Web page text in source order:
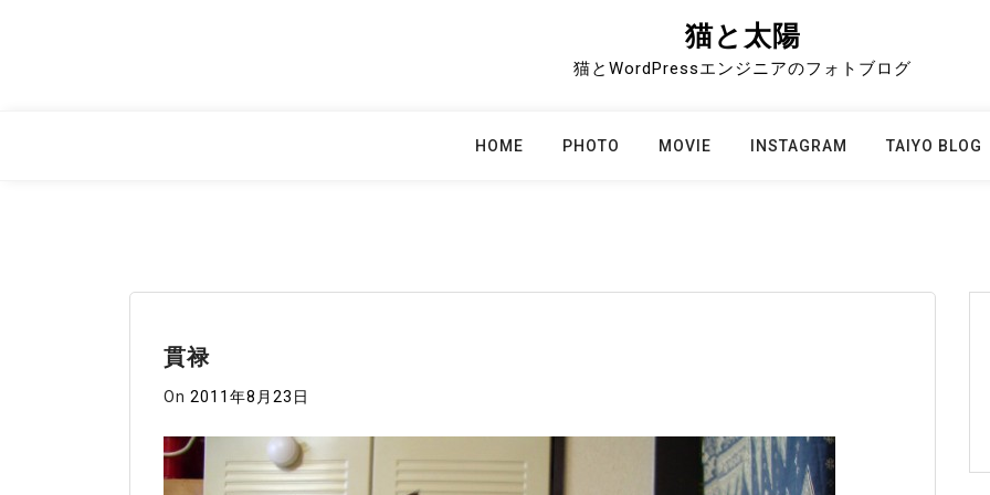
猫と太陽
猫とWordPressエンジニアのフォトブログ
HOME PHOTO MOVIE INSTAGRAM TAIYO BLOG
貫禄
On 2011年8月23日